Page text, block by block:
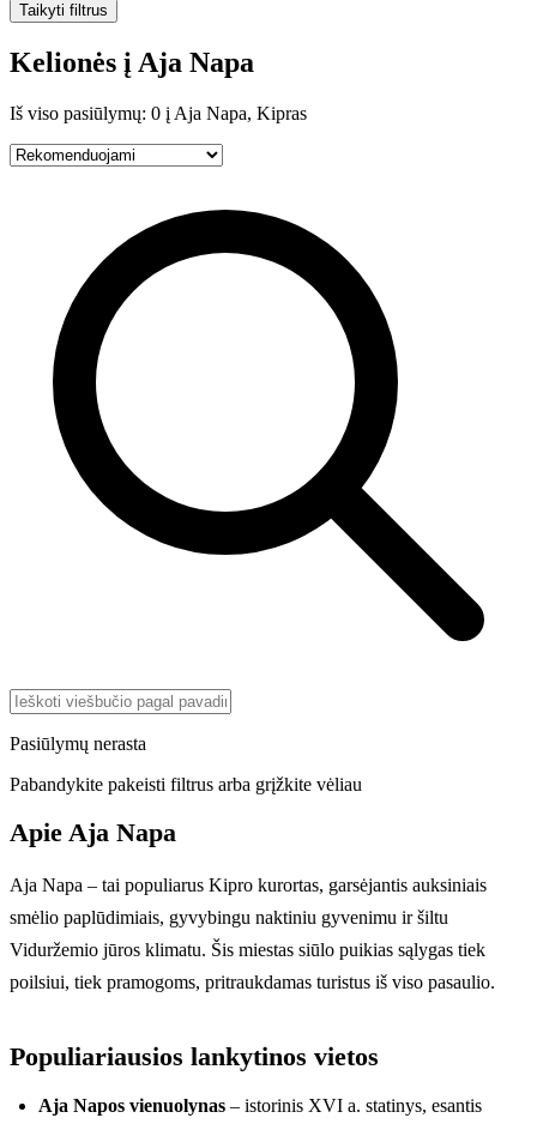
Taikyti filtrus
Kelionės į Aja Napa
Iš viso pasiūlymų: 0 į Aja Napa, Kipras
Pasiūlymų nerasta
Pabandykite pakeisti filtrus arba grįžkite vėliau
Apie Aja Napa
Aja Napa – tai populiarus Kipro kurortas, garsėjantis auksiniais
smėlio paplūdimiais, gyvybingu naktiniu gyvenimu ir šiltu
Viduržemio jūros klimatu. Šis miestas siūlo puikias sąlygas tiek
poilsiui, tiek pramogoms, pritraukdamas turistus iš viso pasaulio.
Populiariausios lankytinos vietos
Aja Napos vienuolynas – istorinis XVI a. statinys, esantis